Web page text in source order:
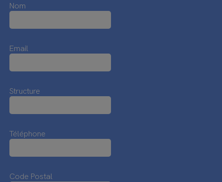
Nom
Email
Structure
Téléphone
Code Postal